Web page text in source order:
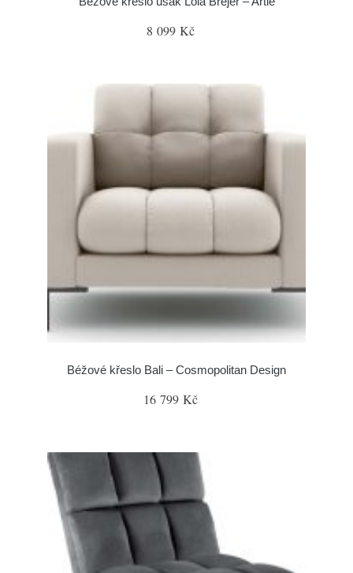
8 099 Kč
Béžové křeslo Bali – Cosmopolitan Design
16 799 Kč